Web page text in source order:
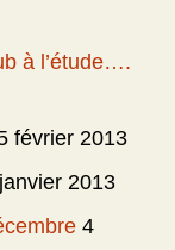
à l’étude….
février 2013
2013
4